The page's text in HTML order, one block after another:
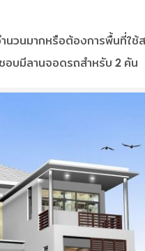
นวนมากหรือต้องการพื้นที่ใ
บมีลานจอดรถสำหรับ 2 คัน